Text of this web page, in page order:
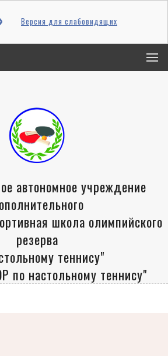
Версия для слабовидящих
автономное учреждение
школа олимпийского
резерва
теннису"
настольному теннису"